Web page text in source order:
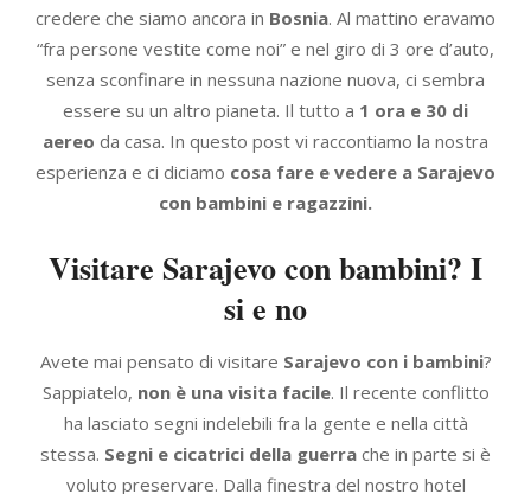
credere che siamo ancora in Bosnia. Al mattino eravamo
“fra persone vestite come noi” e nel giro di 3 ore d’auto,
senza sconfinare in nessuna nazione nuova, ci sembra
essere su un altro pianeta. Il tutto a 1 ora e 30 di
aereo da casa. In questo post vi raccontiamo la nostra
esperienza e ci diciamo cosa fare e vedere a Sarajevo
con bambini e ragazzini.
Visitare Sarajevo con bambini? I
si e no
Avete mai pensato di visitare Sarajevo con i bambini?
Sappiatelo, non è una visita facile. Il recente conflitto
ha lasciato segni indelebili fra la gente e nella città
stessa. Segni e cicatrici della guerra che in parte si è
voluto preservare. Dalla finestra del nostro hotel